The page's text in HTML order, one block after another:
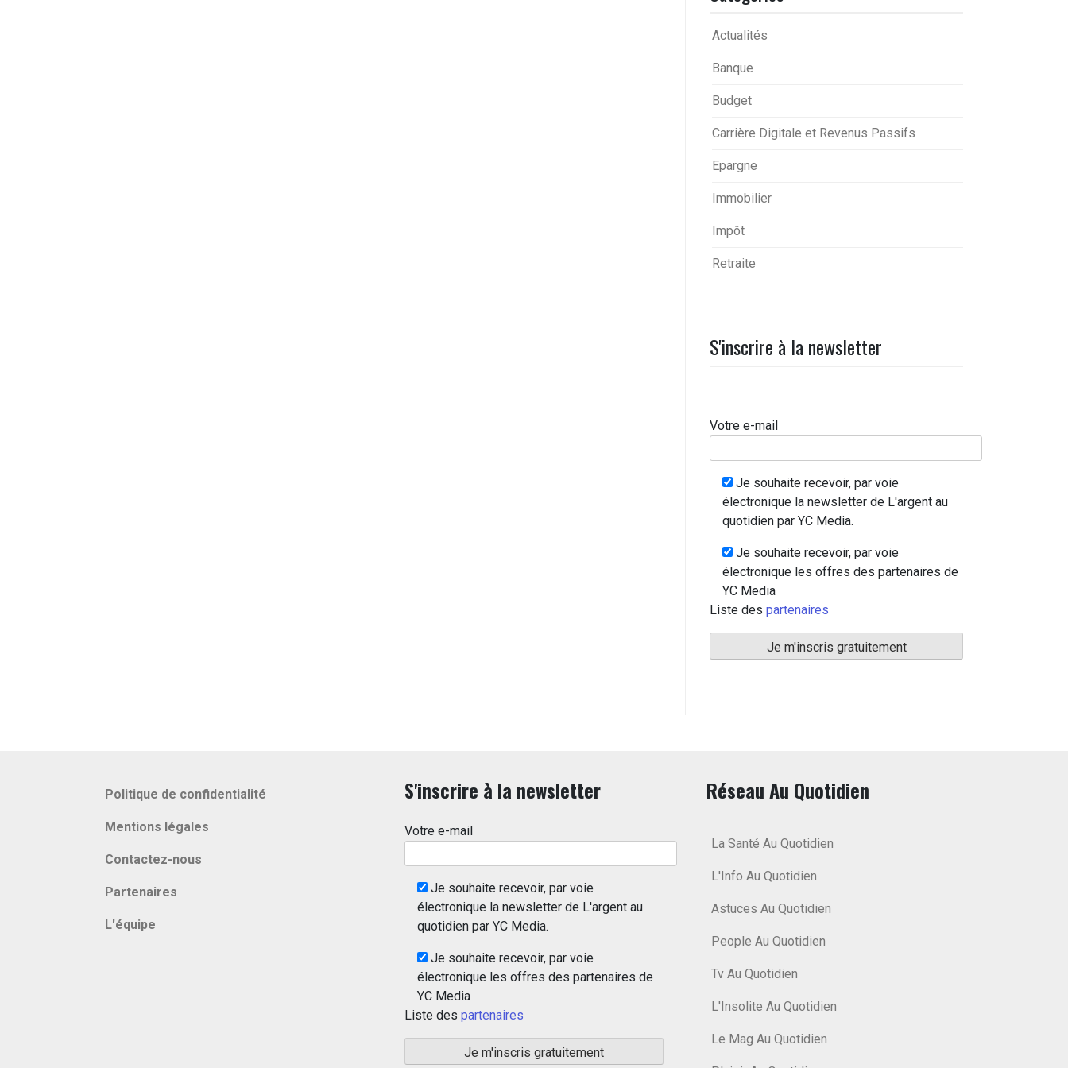
Actualités
Banque
Budget
Carrière Digitale et Revenus Passifs
Epargne
Immobilier
Impôt
Retraite
S'inscrire à la newsletter
Votre e-mail
Je souhaite recevoir, par voie
électronique la newsletter de L'argent au
quotidien par YC Media.
Je souhaite recevoir, par voie
électronique les offres des partenaires de
YC Media
Liste des partenaires
Politique de confidentialité
Mentions légales
Contactez-nous
Partenaires
L'équipe
S'inscrire à la newsletter
Votre e-mail
Je souhaite recevoir, par voie
électronique la newsletter de L'argent au
quotidien par YC Media.
Je souhaite recevoir, par voie
électronique les offres des partenaires de
YC Media
Liste des partenaires
Réseau Au Quotidien
La Santé Au Quotidien
L'Info Au Quotidien
Astuces Au Quotidien
People Au Quotidien
Tv Au Quotidien
L'Insolite Au Quotidien
Le Mag Au Quotidien